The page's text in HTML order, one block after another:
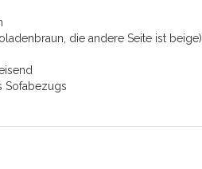
die andere Seite ist beige)
Sofabezugs